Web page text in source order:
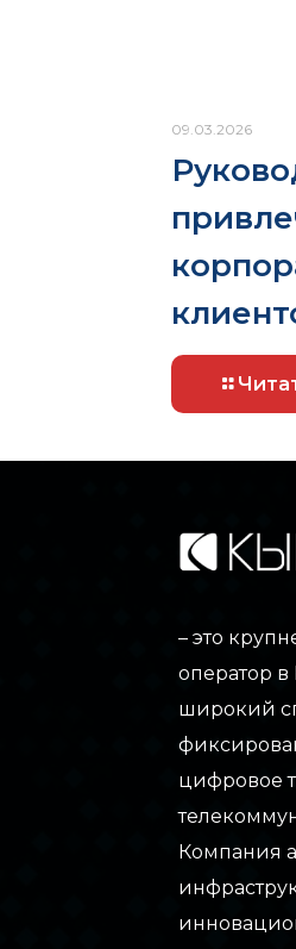
09.03.2026
– это
оператор
широкий
цифровое
Компания